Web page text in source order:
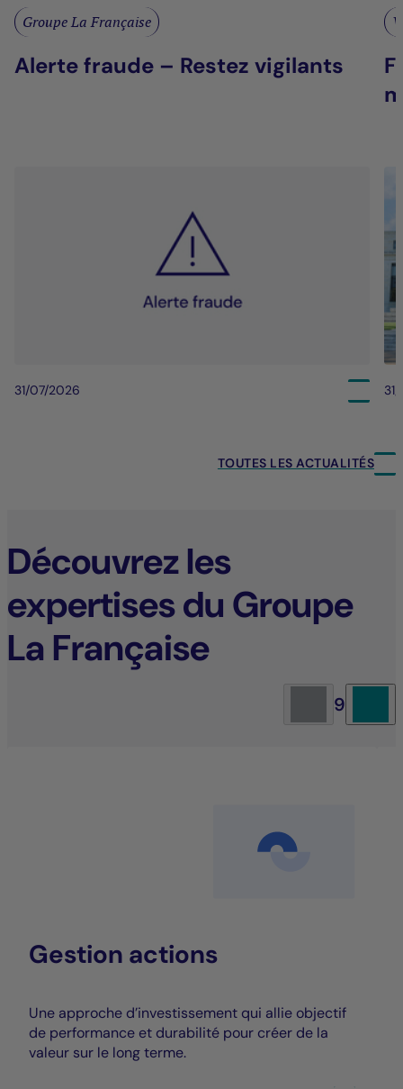
Groupe La Française
Alerte fraude – Restez vigilants
31/07/2026
TOUTES LES ACTUALITÉS
Découvrez les
expertises du Groupe
La Française
9
Gestion actions
Une approche d’investissement qui allie objectif
de performance et durabilité pour créer de la
valeur sur le long terme.